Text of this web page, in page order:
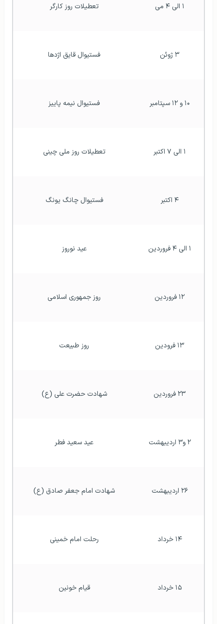
۱ الی ۴ می تعطیلات روز کارگر
۳ ژوئن فستیوال قایق اژدها
۱۰ و ۱۲ سپتامبر فستیوال نیمه پاییز
۱ الی ۷ اکتبر تعطیلات روز ملی چینی
۴ اکتبر فستیوال چانگ یونگ
۱ الی ۴ فروردین عید نوروز
۱۲ فروردین روز جمهوری اسلامی
۱۳ فرودین روز طبیعت
۲۳ فروردین شهادت حضرت علی (ع)
۲ و۳ اردیبهشت عید سعید فطر
۲۶ اردیبهشت شهادت امام جعفر صادق (ع)
۱۴ خرداد رحلت امام خمینی
۱۵ خرداد قیام خونین